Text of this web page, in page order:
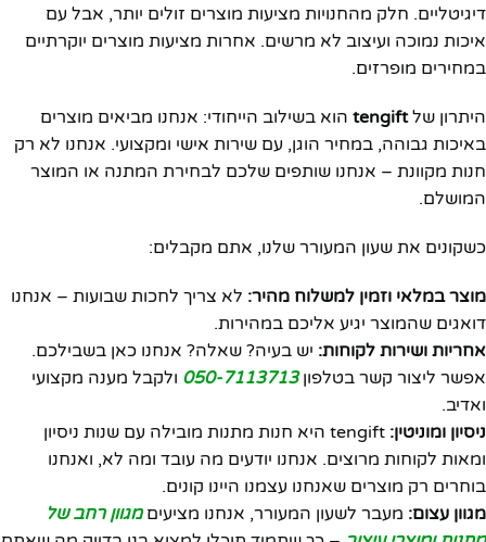
דיגיטליים. חלק מהחנויות מציעות מוצרים זולים יותר, אבל עם
איכות נמוכה ועיצוב לא מרשים. אחרות מציעות מוצרים יוקרתיים
במחירים מופרזים.
היתרון שלtengift הוא בשילוב הייחודי: אנחנו מביאים מוצרים
באיכות גבוהה, במחיר הוגן, עם שירות אישי ומקצועי. אנחנו לא רק
חנות מקוונת – אנחנו שותפים שלכם לבחירת המתנה או המוצר
המושלם.
כשקונים את שעון המעורר שלנו, אתם מקבלים:
מוצר במלאי וזמין למשלוח מהיר: לא צריך לחכות שבועות – אנחנו
דואגים שהמוצר יגיע אליכם במהירות.
אחריות ושירות לקוחות: יש בעיה? שאלה? אנחנו כאן בשבילכם.
אפשר ליצור קשר בטלפון050-7113713 ולקבל מענה מקצועי
ואדיב.
ניסיון ומוניטין:
tengift היא חנות מתנות מובילה עם שנות ניסיון
ומאות לקוחות מרוצים. אנחנו יודעים מה עובד ומה לא, ואנחנו
בוחרים רק מוצרים שאנחנו עצמנו היינו קונים.
מגוון עצום: מעבר לשעון המעורר, אנחנו מציעיםמגוון רחב של